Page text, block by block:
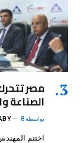
مصر
الصناعة
بواسطة8 أغسطس، 2026
اختتم